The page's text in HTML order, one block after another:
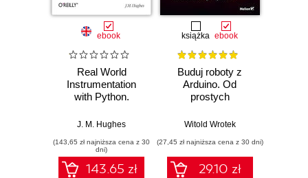
ebook
Real World
Instrumentation
with Python.
Acquisition and
J. M. Hughes
(143,65 zł najniższa cena z 30
dni)
143.65 zł
książka ebook
Buduj roboty z
Arduino. Od
prostych
zaawansowanych
Witold Wrotek
(27,45 zł najniższa cena z 30 dni)
29.10 zł